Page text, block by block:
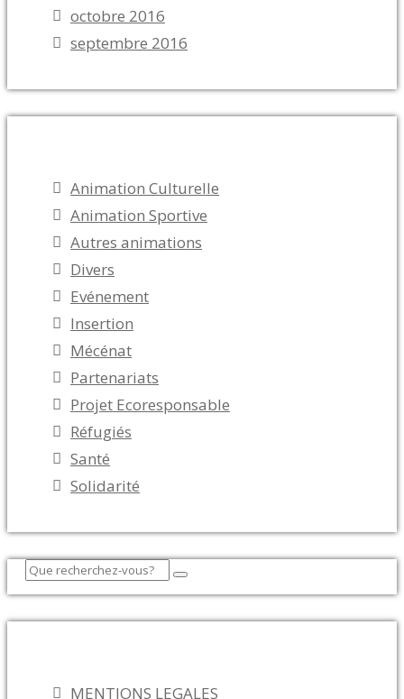
octobre 2016
septembre 2016
Animation Culturelle
Animation Sportive
Autres animations
Divers
Evénement
Insertion
Mécénat
Partenariats
Projet Ecoresponsable
Réfugiés
Santé
Solidarité
MENTIONS LEGALES